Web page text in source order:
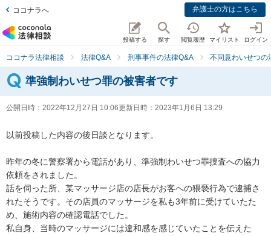
ココナラへ 弁護士の方はこちら
投稿する 探す 閲覧履歴 マイリスト ログイン
ココナラ法律相談 法律Q&A 刑事事件の法律Q&A 不同意わいせつの
準強制わいせつ罪の被害者です
公開日時： 2022年12月27日 10:06更新日時： 2023年1月6日 13:29
以前投稿した内容の後日談となります。
昨年の冬に警察署から電話があり、準強制わいせつ罪捜査への協力
依頼をされました。
話を伺った所、某マッサージ店の店長がお客への猥褻行為で逮捕さ
れたそうです。その店員のマッサージを私も3年前に受けていたた
め、施術内容の確認電話でした。
私自身、当時のマッサージには違和感を感じていたことを伝えた